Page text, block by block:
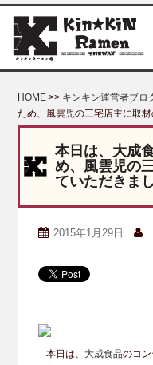
t
HOME>> キンキン運営者ブロ
ため、風雲児の三宅店主に取
本日は、大成
め、風雲児の
ていただきまし
2015年1月29日
本日は、 大成食品のコ